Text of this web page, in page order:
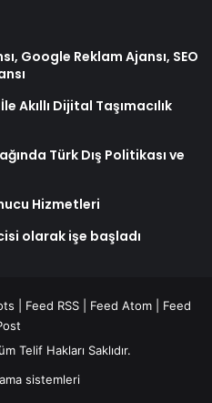
Google Reklam Ajansı, SEO
Akıllı Dijital Taşımacılık
Türk Dış Politikası ve
Hizmetleri
olarak işe başladı
Feed RSS Feed Atom
Feed
Telif Hakları Saklıdır.
sistemleri